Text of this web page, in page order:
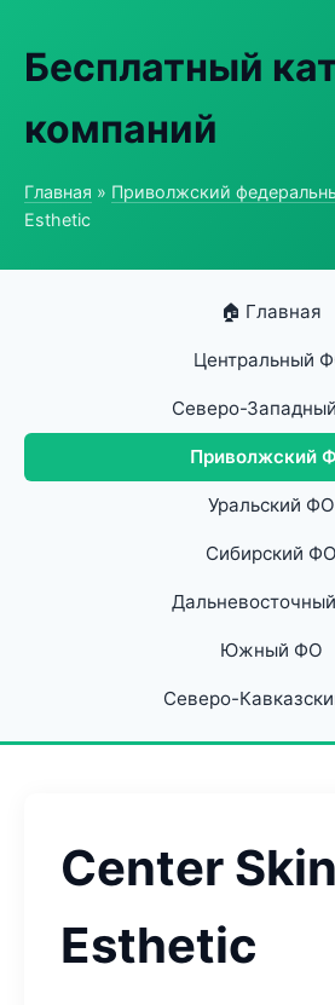
Бесплатный
компаний
Главная » Приволжский
Esthetic
🏠 Главная
Центральный
Северо-
Приволжский
Уральский ФО
Сибирский ФО
Южный ФО
Северо-
Center Skin
Esthetic